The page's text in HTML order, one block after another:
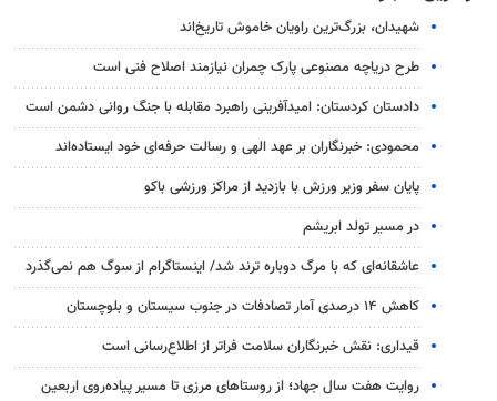
شهیدان، بزرگ‌ترین راویان خاموش تاریخ‌اند
طرح دریاچه مصنوعی پارک چمران نیازمند اصلاح فنی است
دادستان کردستان: امیدآفرینی راهبرد مقابله با جنگ روانی دشمن است
محمودی: خبرنگاران بر عهد الهی و رسالت حرفه‌ای خود ایستاده‌اند
پایان سفر وزیر ورزش با بازدید از مراکز ورزشی باکو
در مسیر تولد ابریشم
عاشقانه‌ای که با مرگ دوباره ترند شد/ اینستاگرام از سوگ هم نمی‌گذرد
کاهش ۱۴ درصدی آمار تصادفات در جنوب سیستان و بلوچستان
قیداری: نقش خبرنگاران سلامت فراتر از اطلاع‌رسانی است
روایت هفت سال جهاد؛ از روستاهای مرزی تا مسیر پیاده‌روی اربعین